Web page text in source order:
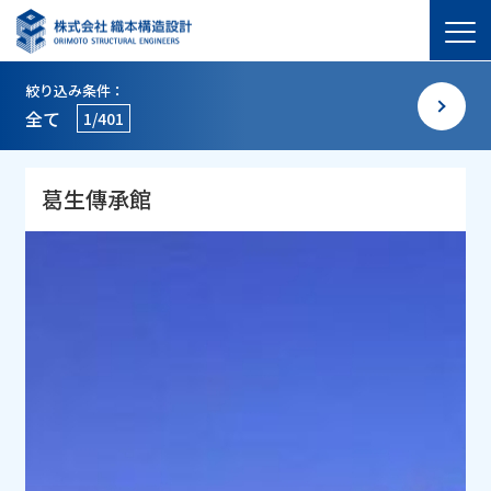
絞り込み条件：
全て 1/401
葛生傳承館